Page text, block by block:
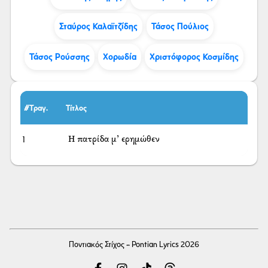
Σταύρος Καλαϊτζίδης Τάσος Πούλιος
Τάσος Ρούσσης Χορωδία Χριστόφορος Κοσμίδης
#Τραγ. Τίτλος
1 Η πατρίδα μ’ ερημώθεν
Ποντιακός Στίχος - Pontian Lyrics 2026